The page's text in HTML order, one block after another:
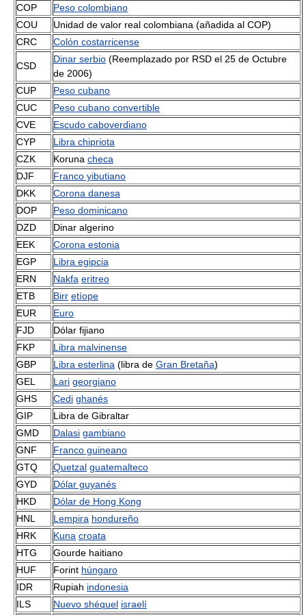
COP
Peso colombiano
COU
Unidad de valor real colombiana (añadida al COP)
CRC
Colón costarricense
CSD
Dinar serbio (Reemplazado por RSD el 25 de Octubre
de 2006)
CUP
Peso cubano
CUC
Peso cubano convertible
CVE
Escudo caboverdiano
CYP
Libra chipriota
CZK
Koruna checa
DJF
Franco yibutiano
DKK
Corona danesa
DOP
Peso dominicano
DZD
Dinar algerino
EEK
Corona estonia
EGP
Libra egipcia
ERN
Nakfa eritreo
ETB
Birr etíope
EUR
Euro
FJD
Dólar fijiano
FKP
Libra malvinense
GBP
Libra esterlina (libra de Gran Bretaña)
GEL
Lari georgiano
GHS
Cedi ghanés
GIP
Libra de Gibraltar
GMD
Dalasi gambiano
GNF
Franco guineano
GTQ
Quetzal guatemalteco
GYD
Dólar guyanés
HKD
Dólar de Hong Kong
HNL
Lempira hondureño
HRK
Kuna croata
HTG
Gourde haitiano
HUF
Forint húngaro
IDR
Rupiah indonesia
ILS
Nuevo shéquel israelí